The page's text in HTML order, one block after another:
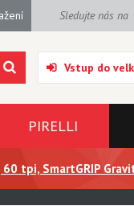
Sledujte nás na
Vstup do
PIRELLI
tpi, SmartGRIP